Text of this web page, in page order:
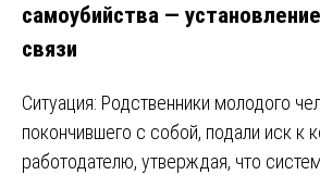
самоубийства —
связи
Ситуация: Родственники молодого
покончившего с собой, подали иск к
работодателю, утверждая, что